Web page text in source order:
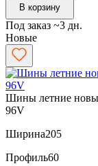
В корзину
Под заказ ~3 дн.
Новые
Шины летние
96V
Ширина205
Профиль60